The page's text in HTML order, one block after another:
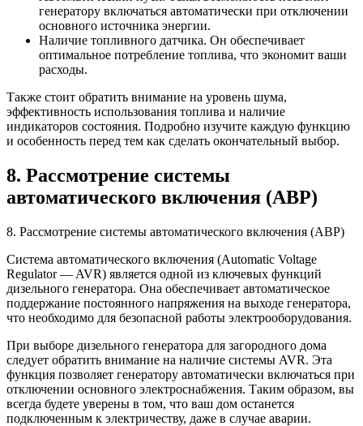
генератору включаться автоматически при отключении
основного источника энергии.
Наличие топливного датчика. Он обеспечивает
оптимальное потребление топлива, что экономит ваши
расходы.
Также стоит обратить внимание на уровень шума,
эффективность использования топлива и наличие
индикаторов состояния. Подробно изучите каждую функцию
и особенность перед тем как сделать окончательный выбор.
8. Рассмотрение системы
автоматического включения (АВР)
8. Рассмотрение системы автоматического включения (АВР)
Система автоматического включения (Automatic Voltage
Regulator — AVR) является одной из ключевых функций
дизельного генератора. Она обеспечивает автоматическое
поддержание постоянного напряжения на выходе генератора,
что необходимо для безопасной работы электрооборудования.
При выборе дизельного генератора для загородного дома
следует обратить внимание на наличие системы AVR. Эта
функция позволяет генератору автоматически включаться при
отключении основного электроснабжения. Таким образом, вы
всегда будете уверены в том, что ваш дом останется
подключенным к электричеству, даже в случае аварии.